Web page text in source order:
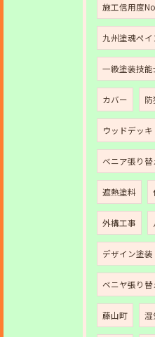
施工信用度
九州塗魂ペイ
一級塗装技能
カバー
ウッドデッキ
ベニア張り替
遮熱塗料
外構工事
デザイン塗装
ベニヤ張り替
藤山町 湿